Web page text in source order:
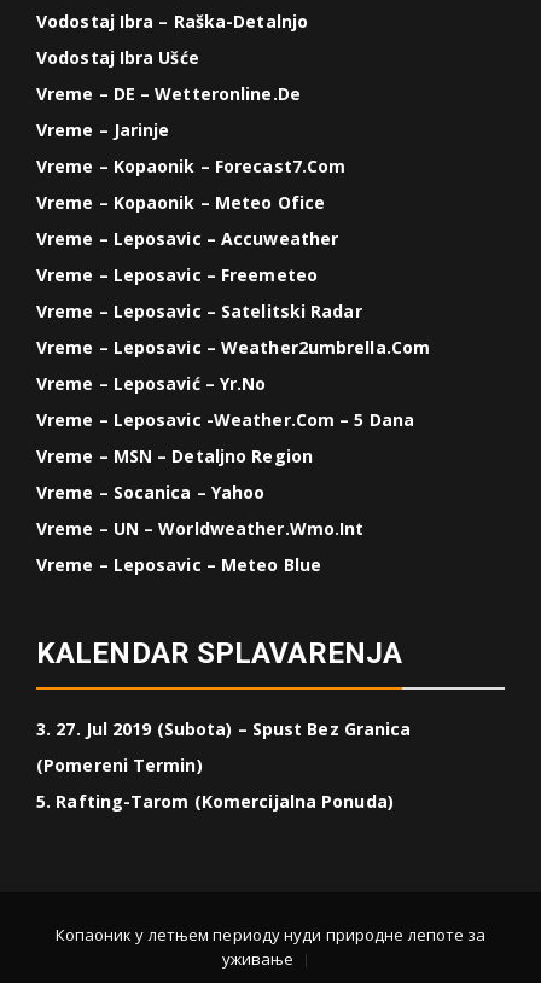
Vodostaj Ibra – Raška-Detalnjo
Vodostaj Ibra Ušće
Vreme – DE – Wetteronline.de
Vreme – Jarinje
Vreme – Kopaonik – Forecast7.com
Vreme – Kopaonik – Meteo Ofice
Vreme – Leposavic – Accuweather
Vreme – Leposavic – Freemeteo
Vreme – Leposavic – Satelitski Radar
Vreme – Leposavic – Weather2umbrella.com
Vreme – Leposavić – Yr.no
Vreme – Leposavic -weather.com – 5 Dana
Vreme – MSN – Detaljno Region
Vreme – Socanica – Yahoo
Vreme – UN – Worldweather.wmo.int
Vreme – Leposavic – Meteo Blue
KALENDAR SPLAVARENJA
3. 27. Jul 2019 (Subota) – Spust Bez Granica
(Pomereni Termin)
5. Rafting-Tarom (Komercijalna Ponuda)
Копаоник у летњем периоду нуди природне лепоте за
уживање